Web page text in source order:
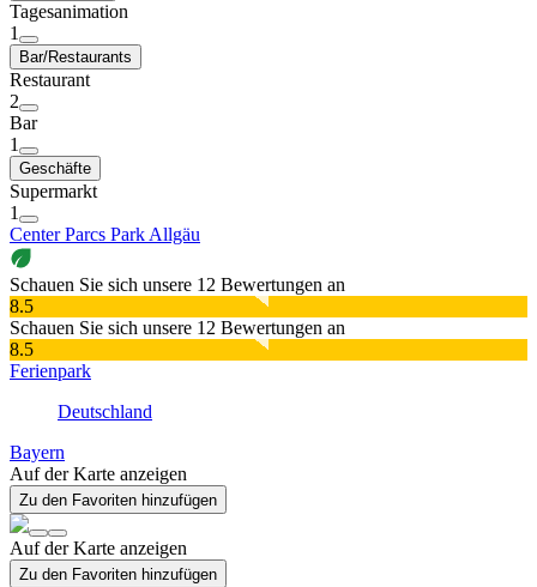
Tagesanimation
1
Bar/Restaurants
Restaurant
2
Bar
1
Geschäfte
Supermarkt
1
Center Parcs Park Allgäu
Schauen Sie sich unsere 12 Bewertungen an
8.5
Schauen Sie sich unsere 12 Bewertungen an
8.5
Ferienpark
Deutschland
Bayern
Auf der Karte anzeigen
Zu den Favoriten hinzufügen
Auf der Karte anzeigen
Zu den Favoriten hinzufügen